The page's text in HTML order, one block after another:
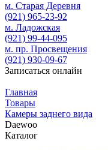
м. Старая Деревня
(921) 965-23-92
м. Ладожская
(921) 99-44-095
м. пр. Просвещения
(921) 930-09-67
Записаться онлайн
Главная
Товары
Камеры заднего вида
Daewoo
Каталог